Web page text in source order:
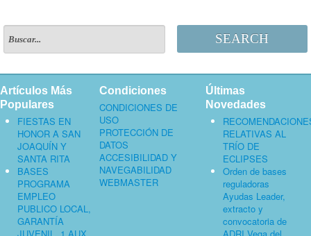
SEARCH
Artículos Más
Populares
FIESTAS EN
HONOR A SAN
JOAQUÍN Y
SANTA RITA
BASES
PROGRAMA
EMPLEO
PUBLICO LOCAL,
GARANTÍA
Condiciones
CONDICIONES DE
USO
PROTECCIÓN DE
DATOS
ACCESIBILIDAD Y
NAVEGABILIDAD
WEBMASTER
Últimas
Novedades
RELATIVAS AL
TRÍO DE
ECLIPSES
Orden de bases
reguladoras
Ayudas Leader,
extracto y
convocatoria de